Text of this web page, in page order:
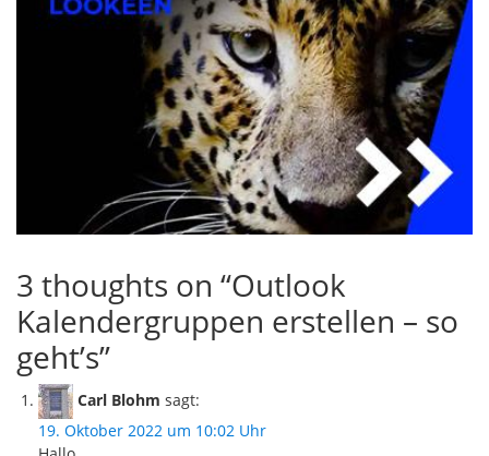
3 thoughts on “Outlook
Kalendergruppen erstellen – so
geht’s”
Carl Blohm sagt:
19. Oktober 2022 um 10:02 Uhr